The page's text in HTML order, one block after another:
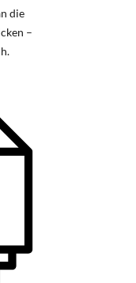
die
–